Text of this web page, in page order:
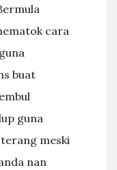
cara
buat
guna
meski
nan